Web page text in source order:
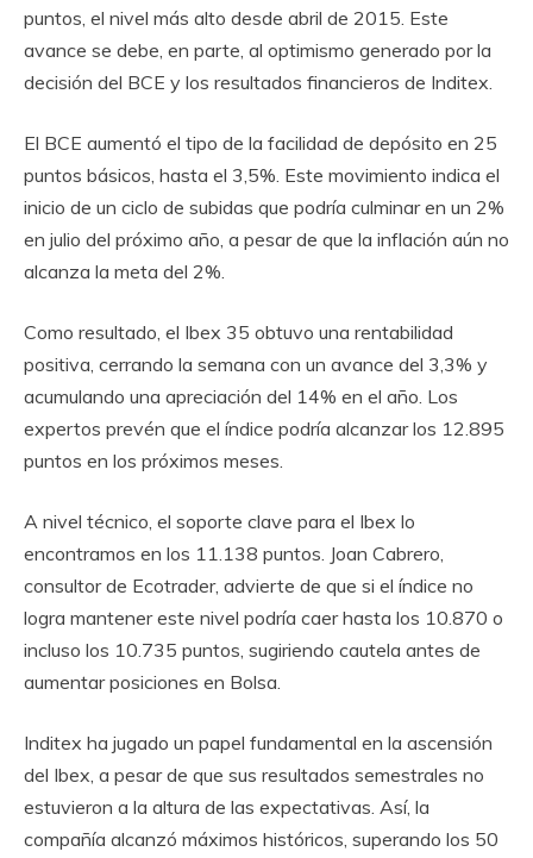
puntos, el nivel más alto desde abril de 2015. Este
avance se debe, en parte, al optimismo generado por la
decisión del BCE y los resultados financieros de Inditex.
El BCE aumentó el tipo de la facilidad de depósito en 25
puntos básicos, hasta el 3,5%. Este movimiento indica el
inicio de un ciclo de subidas que podría culminar en un 2%
en julio del próximo año, a pesar de que la inflación aún no
alcanza la meta del 2%.
Como resultado, el Ibex 35 obtuvo una rentabilidad
positiva, cerrando la semana con un avance del 3,3% y
acumulando una apreciación del 14% en el año. Los
expertos prevén que el índice podría alcanzar los 12.895
puntos en los próximos meses.
A nivel técnico, el soporte clave para el Ibex lo
encontramos en los 11.138 puntos. Joan Cabrero,
consultor de Ecotrader, advierte de que si el índice no
logra mantener este nivel podría caer hasta los 10.870 o
incluso los 10.735 puntos, sugiriendo cautela antes de
aumentar posiciones en Bolsa.
Inditex ha jugado un papel fundamental en la ascensión
del Ibex, a pesar de que sus resultados semestrales no
estuvieron a la altura de las expectativas. Así, la
compañía alcanzó máximos históricos, superando los 50